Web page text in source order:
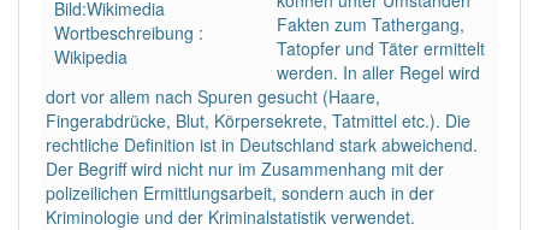
Artikelder: 0
83% unserer Spielapp-Nutzer haben den Artikel
korrekt erraten.
Bild:Wikimedia
Wortbeschreibung :
Wikipedia
Fakten zum Tathergang,
Tatopfer und Täter ermittelt
werden. In aller Regel wird
dort vor allem nach Spuren gesucht (Haare,
Fingerabdrücke, Blut, Körpersekrete, Tatmittel etc.). Die
rechtliche Definition ist in Deutschland stark abweichend.
Der Begriff wird nicht nur im Zusammenhang mit der
polizeilichen Ermittlungsarbeit, sondern auch in der
Kriminologie und der Kriminalstatistik verwendet.